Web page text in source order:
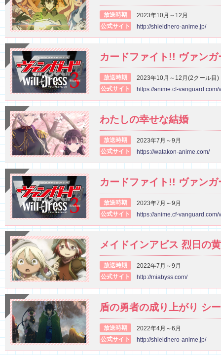
放送時期
2023年10月～12月
公式サイト
http://shieldhero-anime.jp/
カードファイト!! ヴァンガ
放送時期
2023年10月～12月(2クール目)
公式サイト
https://anime.cf-vanguard.com/
わたしの幸せな結婚
放送時期
2023年7月～9月
公式サイト
https://watakon-anime.com/
カードファイト!! ヴァンガ
放送時期
2023年7月～9月
公式サイト
https://anime.cf-vanguard.com/
メイドインアビス 烈日の
放送時期
2022年7月～9月
公式サイト
http://miabyss.com/
盾の勇者の成り上がり シ
放送時期
2022年4月～6月
公式サイト
http://shieldhero-anime.jp/